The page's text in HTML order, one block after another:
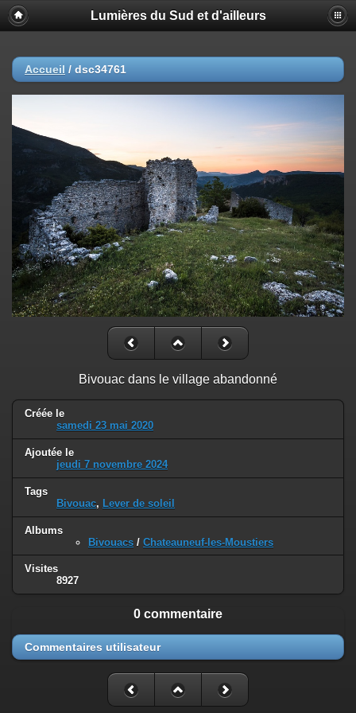
Lumières du Sud et d'ailleurs
Accueil / dsc34761
Bivouac dans le village abandonné
Créée le
samedi 23 mai 2020
Ajoutée le
jeudi 7 novembre 2024
Tags
Bivouac, Lever de soleil
Albums
Bivouacs / Chateauneuf-les-Moustiers
Visites
8927
0 commentaire
Commentaires utilisateur